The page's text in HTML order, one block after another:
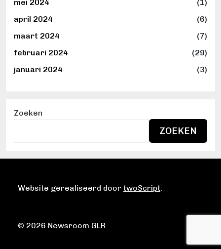
mei 2024
(1)
april 2024
(6)
maart 2024
(7)
februari 2024
(29)
januari 2024
(3)
Zoeken
ZOEKEN
© 2026 Newsroom GLR
Website gerealiseerd door twoScript.